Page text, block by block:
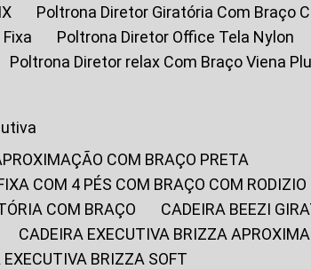
Poltrona Diretor Giratória Com Braço
Poltrona Diretor Office Tela Nylon
Poltrona Diretor relax Com Braço Viena
COM BRAÇO PRETA
COM 4 PÉS COM BRAÇO COM RODIZIO
COM BRAÇO
CADEIRA BEEZI
CADEIRA EXECUTIVA BRIZZA
EXECUTIVA BRIZZA SOFT